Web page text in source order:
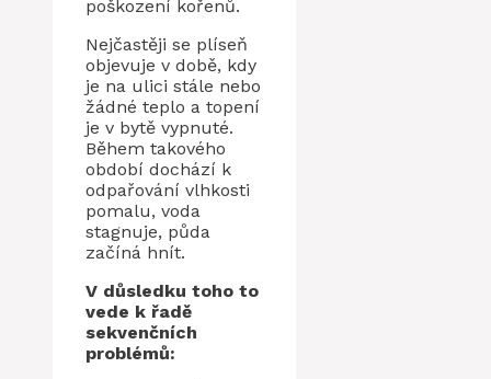
poškození kořenů.
Nejčastěji se plíseň
objevuje v době, kdy
je na ulici stále nebo
žádné teplo a topení
je v bytě vypnuté.
Během takového
období dochází k
odpařování vlhkosti
pomalu, voda
stagnuje, půda
začíná hnít.
V důsledku toho to
vede k řadě
sekvenčních
problémů: